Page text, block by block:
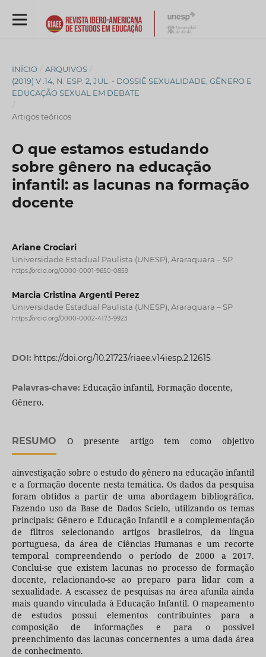
INÍCIO / ARQUIVOS /
(2019) V .14, N. ESP. 2, JUL. - DOSSIÊ SEXUALIDADE, GÊNERO E
EDUCAÇÃO SEXUAL EM DEBATE
/
Artigos teóricos
O que estamos estudando
sobre gênero na educação
infantil: as lacunas na formação
docente
Ariane Crociari
Universidade Estadual Paulista (UNESP), Araraquara – SP
https://orcid.org/0000-0001-9650-0859
Marcia Cristina Argenti Perez
Universidade Estadual Paulista (UNESP), Araraquara – SP
https://orcid.org/0000-0002-4173-9923
DOI: https://doi.org/10.21723/riaee.v14iesp.2.12615
Palavras-chave: Educação infantil, Formação docente,
Gênero.
RESUMO O presente artigo tem como objetivo
ainvestigação sobre o estudo do gênero na educação infantil
e a formação docente nesta temática. Os dados da pesquisa
foram obtidos a partir de uma abordagem bibliográfica.
Fazendo uso da Base de Dados Scielo, utilizando os temas
principais: Gênero e Educação Infantil e a complementação
de filtros selecionando artigos brasileiros, da língua
portuguesa, da área de Ciências Humanas e um recorte
temporal compreendendo o período de 2000 a 2017.
Conclui-se que existem lacunas no processo de formação
docente, relacionando-se ao preparo para lidar com a
sexualidade. A escassez de pesquisas na área afunila ainda
mais quando vinculada à Educação Infantil. O mapeamento
de estudos possui elementos contribuintes para a
composição de informações e para o possível
preenchimento das lacunas concernentes a uma dada área
de conhecimento.